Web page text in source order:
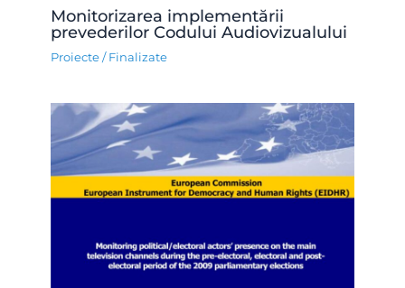
Monitorizarea implementării
prevederilor Codului Audiovizualului
Proiecte / Finalizate